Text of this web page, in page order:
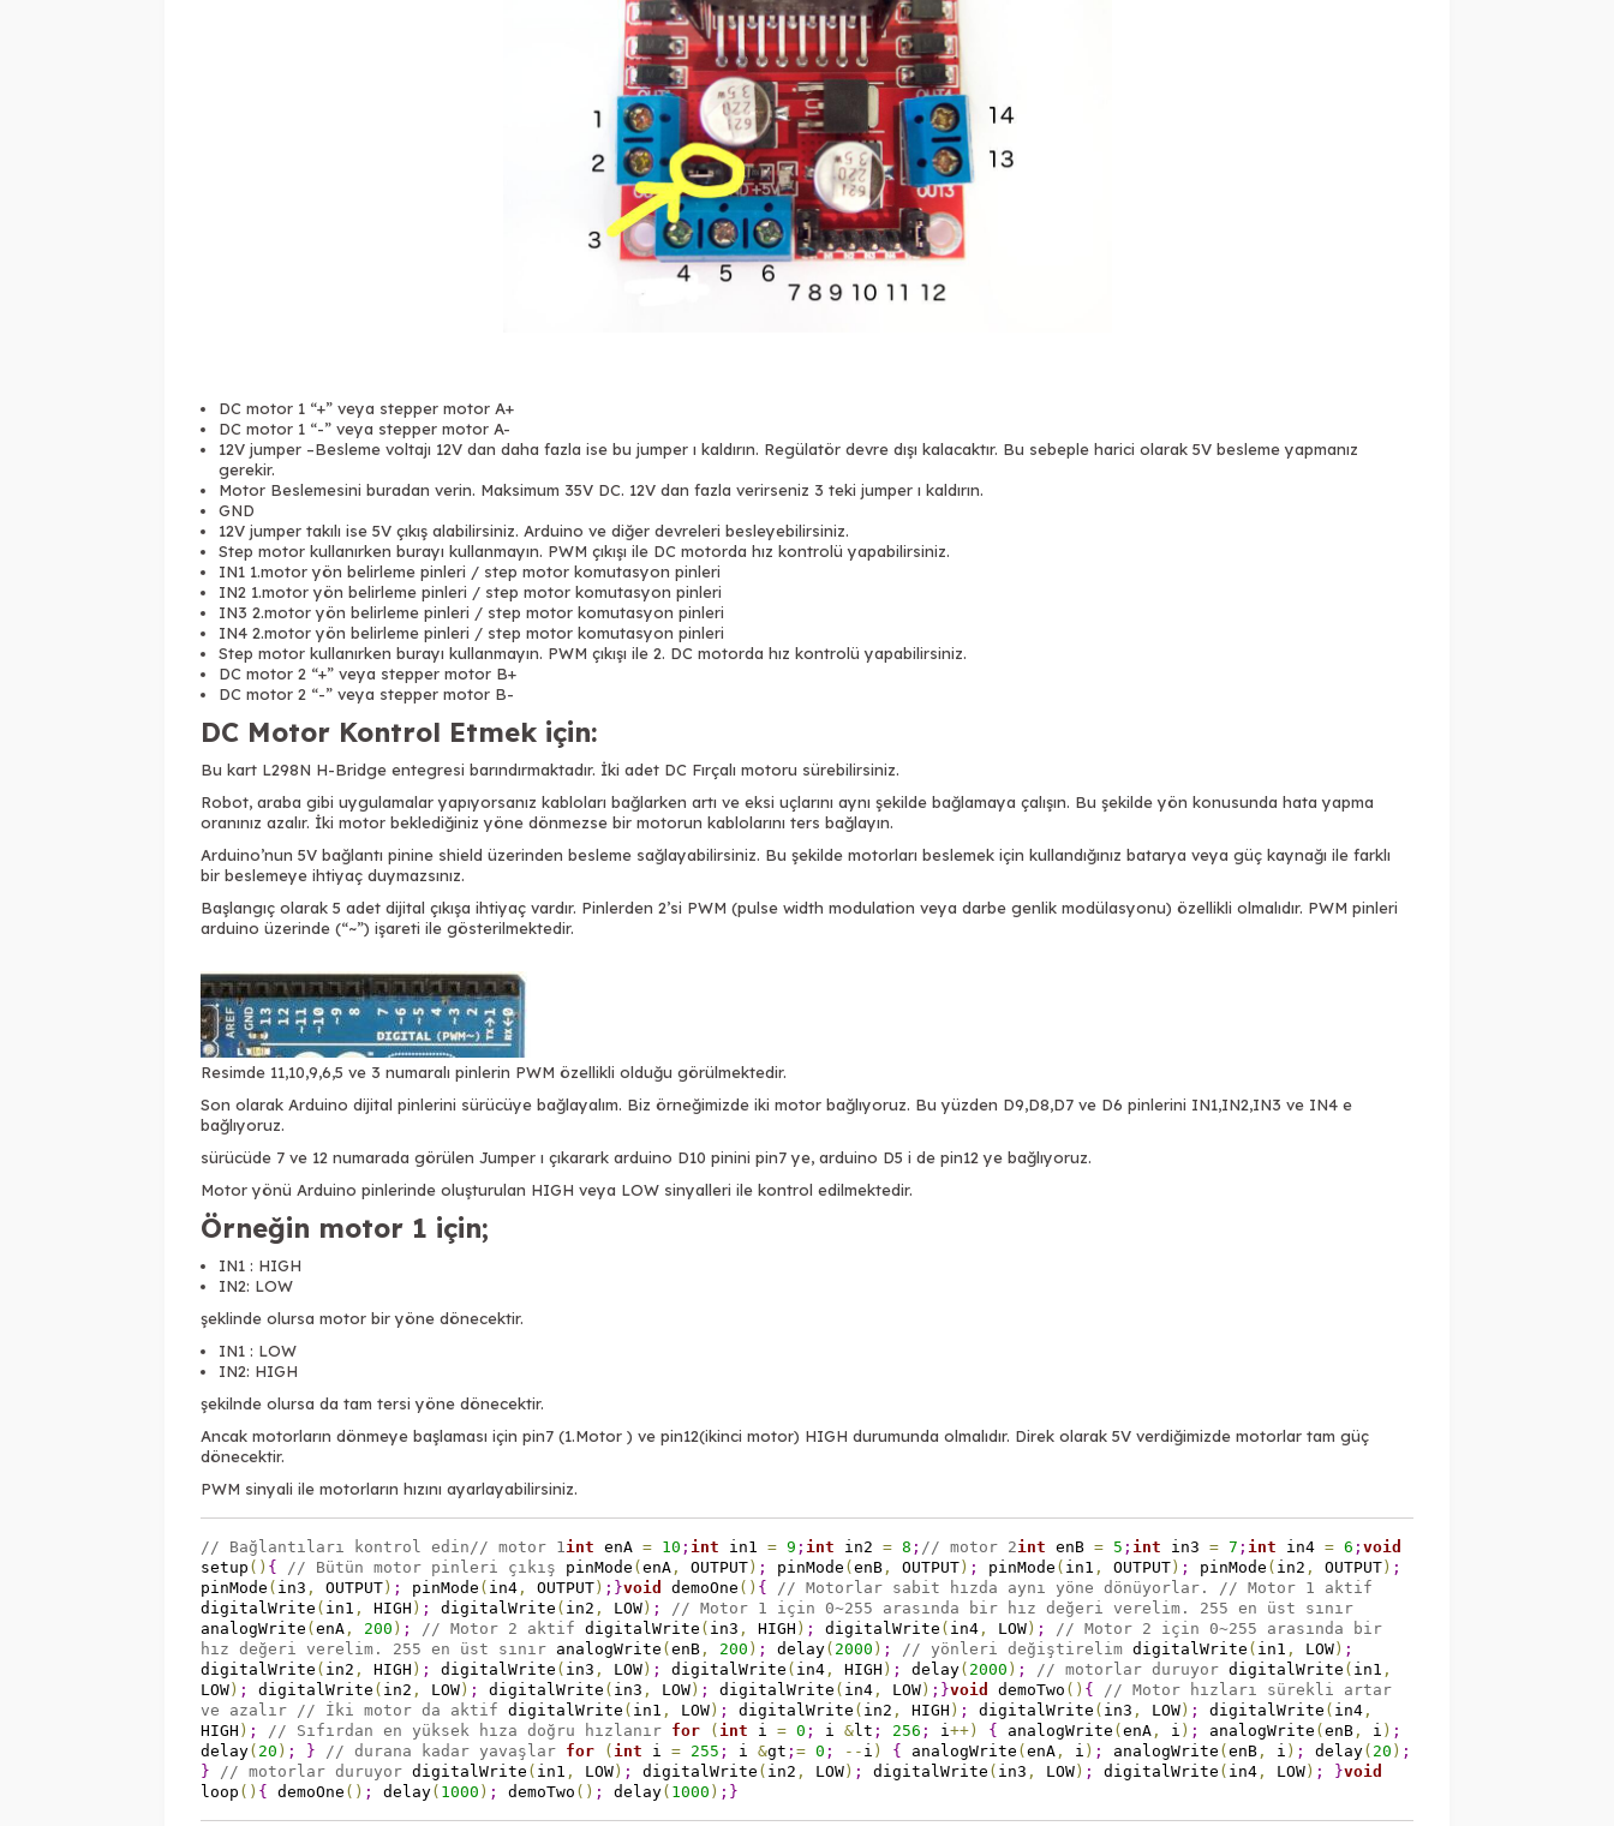
DC motor 1 “+” veya stepper motor A+
DC motor 1 “-” veya stepper motor A-
12V jumper –Besleme voltajı 12V dan daha fazla ise bu jumper ı kaldırın. Regülatör devre dışı kalacaktır. Bu sebeple harici olarak 5V besleme yapmanız
gerekir.
Motor Beslemesini buradan verin. Maksimum 35V DC. 12V dan fazla verirseniz 3 teki jumper ı kaldırın.
GND
12V jumper takılı ise 5V çıkış alabilirsiniz. Arduino ve diğer devreleri besleyebilirsiniz.
Step motor kullanırken burayı kullanmayın. PWM çıkışı ile DC motorda hız kontrolü yapabilirsiniz.
IN1 1.motor yön belirleme pinleri / step motor komutasyon pinleri
IN2 1.motor yön belirleme pinleri / step motor komutasyon pinleri
IN3 2.motor yön belirleme pinleri / step motor komutasyon pinleri
IN4 2.motor yön belirleme pinleri / step motor komutasyon pinleri
Step motor kullanırken burayı kullanmayın. PWM çıkışı ile 2. DC motorda hız kontrolü yapabilirsiniz.
DC motor 2 “+” veya stepper motor B+
DC motor 2 “-” veya stepper motor B-
DC Motor Kontrol Etmek için:
Bu kart L298N H-Bridge entegresi barındırmaktadır. İki adet DC Fırçalı motoru sürebilirsiniz.
Robot, araba gibi uygulamalar yapıyorsanız kabloları bağlarken artı ve eksi uçlarını aynı şekilde bağlamaya çalışın. Bu şekilde yön konusunda hata yapma
oranınız azalır. İki motor beklediğiniz yöne dönmezse bir motorun kablolarını ters bağlayın.
Arduino’nun 5V bağlantı pinine shield üzerinden besleme sağlayabilirsiniz. Bu şekilde motorları beslemek için kullandığınız batarya veya güç kaynağı ile farklı
bir beslemeye ihtiyaç duymazsınız.
Başlangıç olarak 5 adet dijital çıkışa ihtiyaç vardır. Pinlerden 2’si PWM (pulse width modulation veya darbe genlik modülasyonu) özellikli olmalıdır. PWM pinleri
arduino üzerinde (“~”) işareti ile gösterilmektedir.
Resimde 11,10,9,6,5 ve 3 numaralı pinlerin PWM özellikli olduğu görülmektedir.
Son olarak Arduino dijital pinlerini sürücüye bağlayalım. Biz örneğimizde iki motor bağlıyoruz. Bu yüzden D9,D8,D7 ve D6 pinlerini IN1,IN2,IN3 ve IN4 e
bağlıyoruz.
sürücüde 7 ve 12 numarada görülen Jumper ı çıkarark arduino D10 pinini pin7 ye, arduino D5 i de pin12 ye bağlıyoruz.
Motor yönü Arduino pinlerinde oluşturulan HIGH veya LOW sinyalleri ile kontrol edilmektedir.
Örneğin motor 1 için;
IN1 : HIGH
IN2: LOW
şeklinde olursa motor bir yöne dönecektir.
IN1 : LOW
IN2: HIGH
şekilnde olursa da tam tersi yöne dönecektir.
Ancak motorların dönmeye başlaması için pin7 (1.Motor ) ve pin12(ikinci motor) HIGH durumunda olmalıdır. Direk olarak 5V verdiğimizde motorlar tam güç
dönecektir.
PWM sinyali ile motorların hızını ayarlayabilirsiniz.
// Bağlantıları kontrol edin // motor 1 int enA = 10 ; int in1 = 9 ; int in2 = 8 ; // motor 2int enB = 5 ; int in3 = 7 ; int in4 = 6 ; void
setup ( ) { // Bütün motor pinleri çıkış pinMode ( enA , OUTPUT ) ; pinMode ( enB , OUTPUT ) ; pinMode ( in1 , OUTPUT ) ; pinMode ( in2 , OUTPUT ) ;
pinMode ( in3 , OUTPUT ) ; pinMode ( in4 , OUTPUT ) ; }void demoOne ( ) { // Motorlar sabit hızda aynı yöne dönüyorlar.
// Motor 1 aktif
digitalWrite ( in1 , HIGH ) ; digitalWrite ( in2 , LOW ) ;
// Motor 1 için 0~255 arasında bir hız değeri verelim. 255 en üst sınır
analogWrite ( enA , 200 ) ; // Motor 2 aktif digitalWrite ( in3 , HIGH ) ; digitalWrite ( in4 , LOW ) ;
// Motor 2 için 0~255 arasında bir
hız değeri verelim. 255 en üst sınır analogWrite ( enB , 200 ) ; delay( 2000 ) ; // yönleri değiştirelim digitalWrite ( in1 , LOW ) ;
digitalWrite ( in2 , HIGH ) ; digitalWrite ( in3 , LOW ) ; digitalWrite ( in4 , HIGH ) ; delay( 2000 ) ; // motorlar duruyor digitalWrite ( in1 ,
LOW ) ; digitalWrite ( in2 , LOW ) ; digitalWrite ( in3 , LOW ) ; digitalWrite ( in4 , LOW ) ; }void demoTwo ( ) {
// Motor hızları sürekli artar
ve azalır
// İki motor da aktif digitalWrite ( in1 , LOW ) ; digitalWrite ( in2 , HIGH ) ; digitalWrite ( in3 , LOW ) ; digitalWrite ( in4 ,
HIGH ) ; // Sıfırdan en yüksek hıza doğru hızlanır for ( int i = 0 ; i &lt ; 256 ; i ++ ) { analogWrite ( enA , i ) ; analogWrite ( enB , i ) ;
delay( 20 ) ; } // durana kadar yavaşlar for ( int i = 255 ; i &gt ; = 0 ; - - i ) { analogWrite ( enA , i ) ; analogWrite ( enB , i ) ; delay( 20 ) ;
}
// motorlar duruyor digitalWrite ( in1 , LOW ) ; digitalWrite ( in2 , LOW ) ; digitalWrite ( in3 , LOW ) ; digitalWrite ( in4 , LOW ) ; }void
loop ( ) { demoOne ( ) ; delay( 1000 ) ; demoTwo ( ) ; delay( 1000 ) ; }